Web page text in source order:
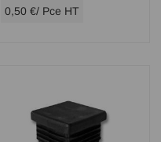
0,50 €/ Pce HT